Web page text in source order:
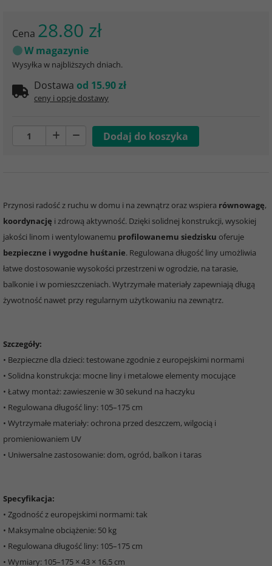
Cena 28.80 zł
W magazynie
Wysyłka w najbliższych dniach.
Dostawa od 15.90 zł
ceny i opcje dostawy
Przynosi radość z ruchu w domu i na zewnątrz oraz wspiera równowagę,
koordynację i zdrową aktywność. Dzięki solidnej konstrukcji, wysokiej
jakości linom i wentylowanemu profilowanemu siedzisku oferuje
bezpieczne i wygodne huśtanie. Regulowana długość liny umożliwia
łatwe dostosowanie wysokości przestrzeni w ogrodzie, na tarasie,
balkonie i w pomieszczeniach. Wytrzymałe materiały zapewniają długą
żywotność nawet przy regularnym użytkowaniu na zewnątrz.
Szczegóły:
• Bezpieczne dla dzieci: testowane zgodnie z europejskimi normami
• Solidna konstrukcja: mocne liny i metalowe elementy mocujące
• Łatwy montaż: zawieszenie w 30 sekund na haczyku
• Regulowana długość liny: 105–175 cm
• Wytrzymałe materiały: ochrona przed deszczem, wilgocią i
promieniowaniem UV
• Uniwersalne zastosowanie: dom, ogród, balkon i taras
Specyfikacja:
• Zgodność z europejskimi normami: tak
• Maksymalne obciążenie: 50 kg
• Regulowana długość liny: 105–175 cm
• Wymiary: 105–175 × 43 × 16,5 cm